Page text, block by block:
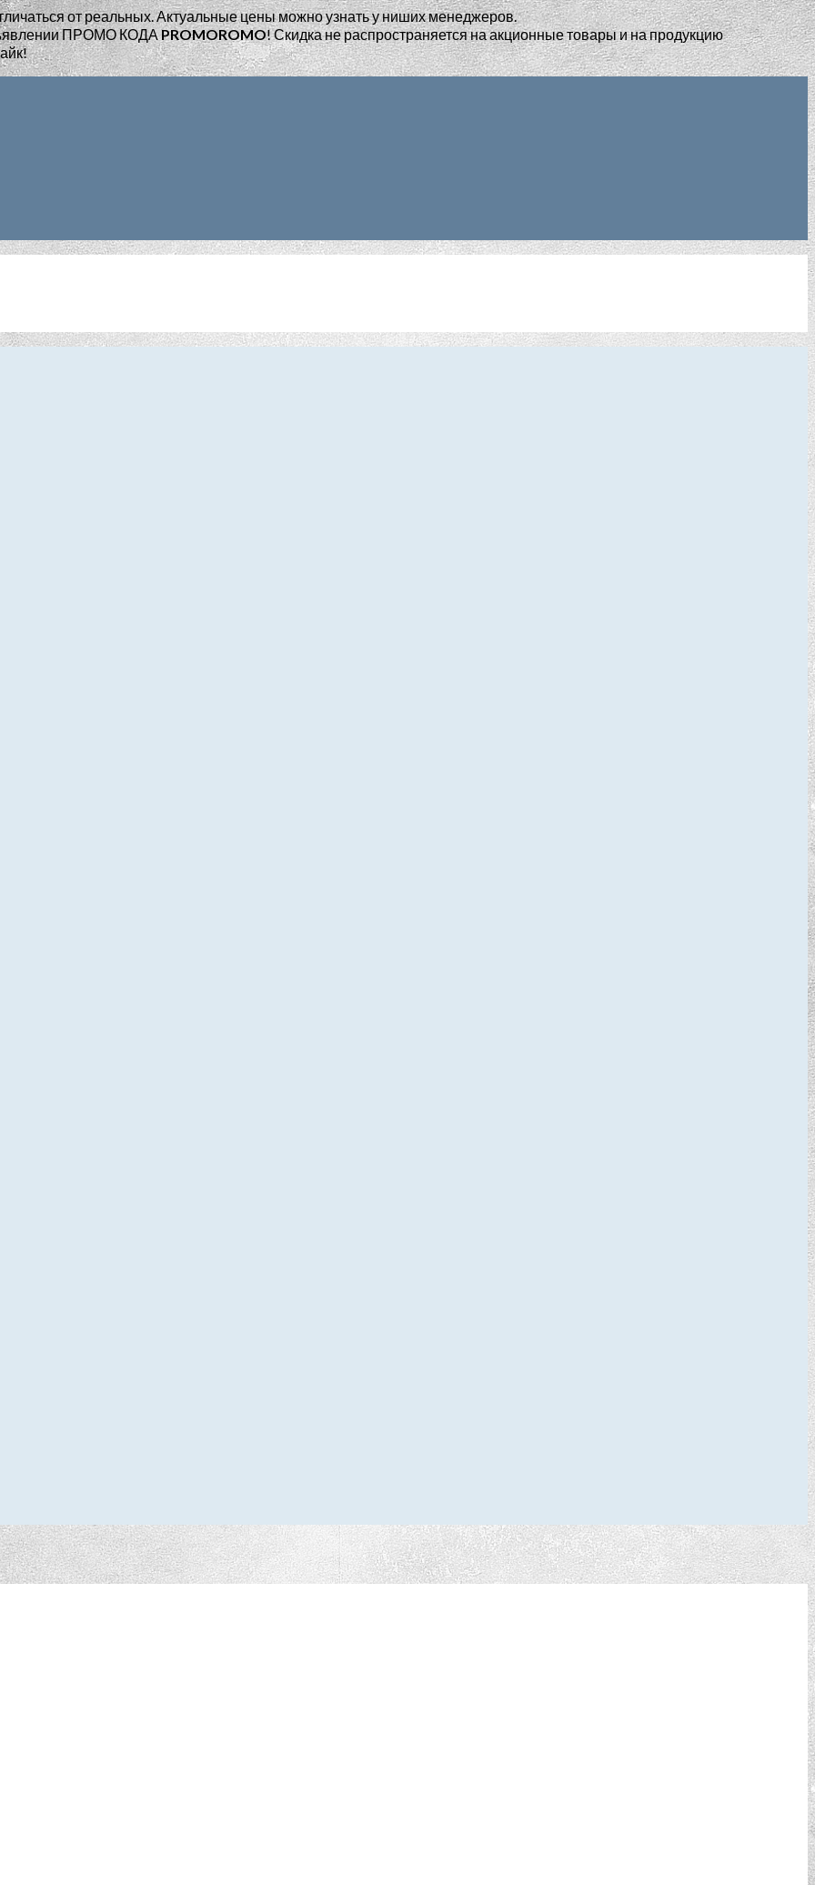
от реальных. Актуальные цены можно узнать у ниших менеджеров.
ПРОМО КОДАPROMOROMO!Скидка не распространяется на акционные товары и на продукцию